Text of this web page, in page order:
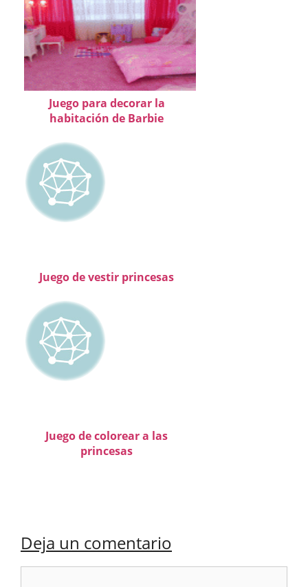
Juego para decorar la
habitación de Barbie
Juego de vestir princesas
Juego de colorear a las
princesas
Deja un comentario